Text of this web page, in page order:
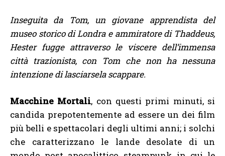
Inseguita da Tom, un giovane apprendista del
museo storico di Londra e ammiratore di Thaddeus,
Hester fugge attraverso le viscere dell’immensa
città trazionista, con Tom che non ha nessuna
intenzione di lasciarsela scappare.
Macchine Mortali, con questi primi minuti, si
candida prepotentemente ad essere un dei film
più belli e spettacolari degli ultimi anni; i solchi
che caratterizzano le lande desolate di un